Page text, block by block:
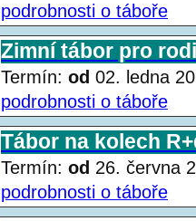
podrobnosti o táboře
Zimní tábor pro
Termín: od 02. ledna
podrobnosti o táboře
Tábor na kolech
Termín: od 26. června
podrobnosti o táboře